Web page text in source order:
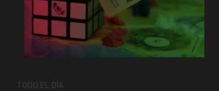
TODO EL DÍA